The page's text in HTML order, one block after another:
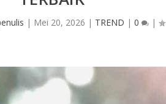
| Mei 20, 2026 | TREND |0 |